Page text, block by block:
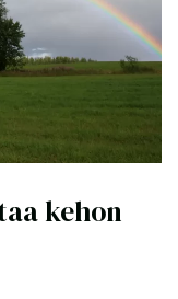
kehon